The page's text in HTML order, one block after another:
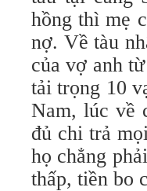
hồng thì mẹ
nợ. Về tàu
của vợ anh
tải trọng 10
Nam, lúc về
đủ chi trả
họ chẳng
thấp, tiền bo